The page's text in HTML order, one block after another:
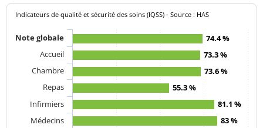
Indicateurs de qualité et sécurité des soins (IQSS) - Source : HAS
74.4 %
73.3 %
73.6 %
55.3 %
81.1 %
83 %
Note globale
Accueil
Chambre
Repas
Infirmiers
Médecins